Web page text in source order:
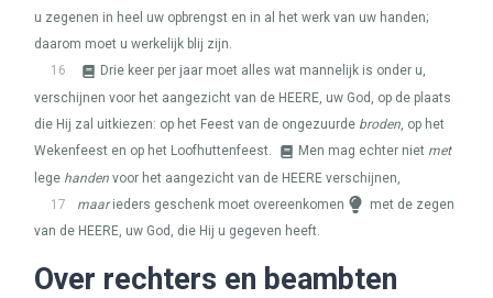
u zegenen in heel uw opbrengst en in al het werk van uw handen;
daarom moet u werkelijk blij zijn.
16
Drie keer per jaar moet alles wat mannelijk is onder u,
verschijnen voor het aangezicht van de HEERE, uw God, op de plaats
die Hij zal uitkiezen: op het Feest van de ongezuurde broden, op het
Wekenfeest en op het Loofhuttenfeest.
Men mag echter niet met
lege handen voor het aangezicht van de HEERE verschijnen,
17
maarieders geschenk moet overeenkomen
met de zegen
van de HEERE, uw God, die Hij u gegeven heeft.
Over rechters en beambten